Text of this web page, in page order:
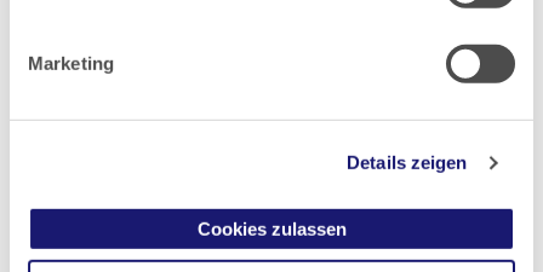
Marketing
Details zeigen
Cookies zulassen